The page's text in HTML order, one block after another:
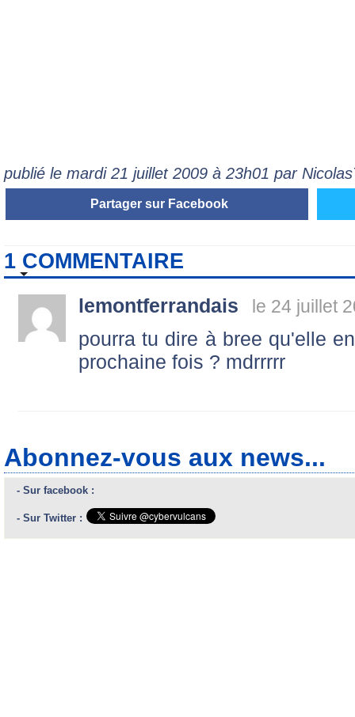
publié le mardi 21 juillet 2009 à 23h01 par
Partager sur Facebook
1 COMMENTAIRE
lemontferrandais le 24 juillet
pourra tu dire à bree qu'elle
prochaine fois ? mdrrrrr
Abonnez-vous aux news...
- Sur facebook :
- Sur Twitter :